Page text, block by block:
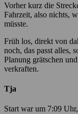
Vorher kurz die
Fahrzeit, also nichts,
müsste.
Früh los, direkt von
noch, das passt alles,
Planung grätschen
verkraften.
Tja
Start war um 7:09